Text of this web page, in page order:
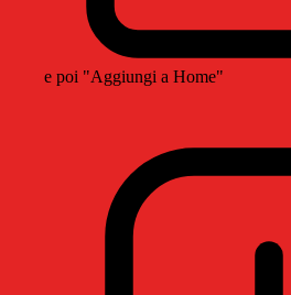
e poi "Aggiungi a Home"